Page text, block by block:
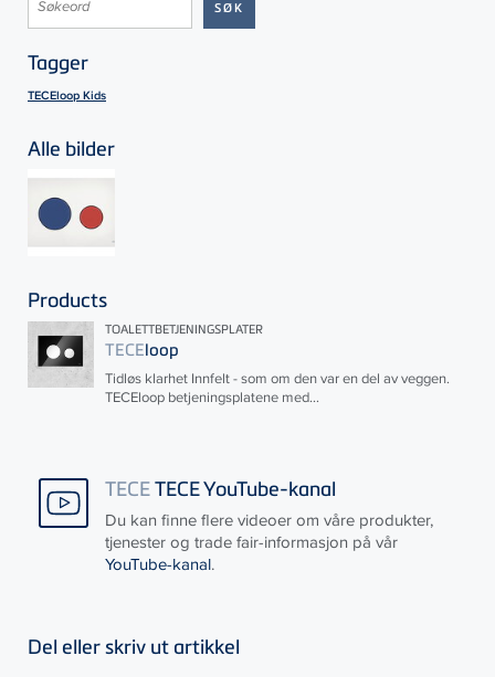
Tagger
TECEloop Kids
Alle bilder
Products
TOALETTBETJENINGSPLATER
TECEloop
Tidløs klarhet Innfelt - som om den var en del av veggen.
TECEloop betjeningsplatene med...
TECETECE YouTube-kanal
Du kan finne flere videoer om våre produkter,
tjenester og trade fair-informasjon på vår
YouTube-kanal.
Del eller skriv ut artikkel